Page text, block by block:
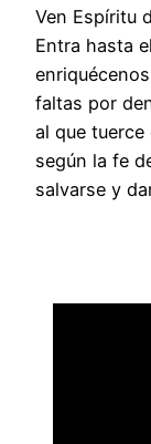
Ven Espíritu
Entra hasta
faltas por
al que
según la fe
salvarse y